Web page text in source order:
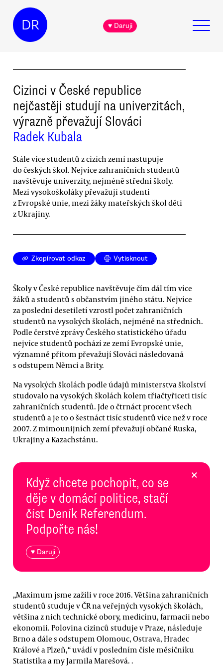
DR ♥ Daruji
Cizinci v České republice
nejčastěji studují na univerzitách,
výrazně převažují Slováci
Radek Kubala
Stále více studentů z cizích zemí nastupuje
do českých škol. Nejvíce zahraničních studentů
navštěvuje univerzity, nejméně střední školy.
Mezi vysokoškoláky převažují studenti
z Evropské unie, mezi žáky mateřských škol děti
z Ukrajiny.
Zkopírovat odkaz Vytisknout
Školy v České republice navštěvuje čím dál tím více
žáků a studentů s občanstvím jiného státu. Nejvíce
za poslední desetiletí vzrostl počet zahraničních
studentů na vysokých školách, nejméně na středních.
Podle čerstvé zprávy Českého statistického úřadu
nejvíce studentů pochází ze zemí Evropské unie,
významně přitom převažují Slováci následovaná
s odstupem Němci a Brity.
Na vysokých školách podle údajů ministerstva školství
studovalo na vysokých školách kolem třiačtyřiceti tisíc
zahraničních studentů. Jde o čtrnáct procent všech
studentů a je to o šestnáct tisíc studentů více než v roce
2007. Z mimounijních zemí převažují občané Ruska,
Ukrajiny a Kazachstánu.
Když chcete pochopit, co se
děje v domácí politice, stačí
číst Deník Referendum.
Podpořte nás!
♥ Daruji
×
„Maximum jsme zažili v roce 2016. Většina zahraničních
studentů studuje v ČR na veřejných vysokých školách,
většina z nich technické obory, medicínu, farmacii nebo
ekonomii. Polovina cizinců studuje v Praze, následuje
Brno a dále s odstupem Olomouc, Ostrava, Hradec
Králové a Plzeň,“ uvádí v posledním čísle měsíčníku
Statistika a my Jarmila Marešová. .